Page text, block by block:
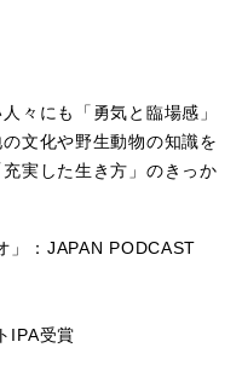
々にも「勇気と臨場感」
文化や野生動物の知識を
実した生き方」のきっか
」：JAPAN PODCAST
IPA受賞